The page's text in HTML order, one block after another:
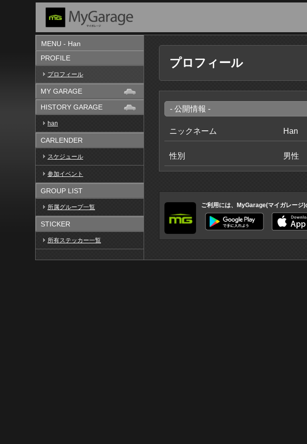
MENU - Han
PROFILE
プロフィール
MY GARAGE
HISTORY GARAGE
han
CARLENDER
スケジュール
参加イベント
GROUP LIST
所属グループ一覧
STICKER
所有ステッカー一覧
プロフィール
- 公開情報 -
ニックネーム Han
性別 男性
ご利用には、MyGarage(マイガレージ)